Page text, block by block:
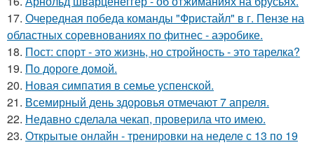
17. Очередная победа команды "Фристайл" в г. Пензе на
областных соревнованиях по фитнес - аэробике.
18. Пост: спорт - это жизнь, но стройность - это тарелка?
19. По дороге домой.
20. Новая симпатия в семье успенской.
21. Всемирный день здоровья отмечают 7 апреля.
22. Недавно сделала чекап, проверила что имею.
23. Открытые онлайн - тренировки на неделе с 13 по 19